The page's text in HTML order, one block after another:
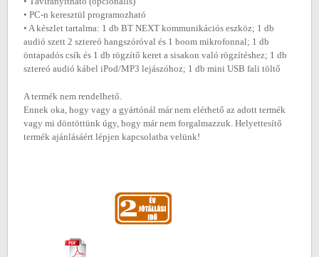
• PC-n keresztül programozható
• A készlet tartalma: 1 db BT NEXT kommunikációs eszköz; 1 db
audió szett 2 sztereó hangszóróval és 1 boom mikrofonnal; 1 db
öntapadós csík és 1 db rögzítő keret a sisakon való rögzítéshez; 1 db
sztereó audió kábel iPod/MP3 lejászóhoz; 1 db mini USB fali töltő
A termék nem rendelhető.
Ennek oka, hogy vagy a gyártónál már nem elérhető az adott termék
vagy mi döntöttünk úgy, hogy már nem forgalmazzuk. Helyettesítő
termék ajánlásáért lépjen kapcsolatba velünk!